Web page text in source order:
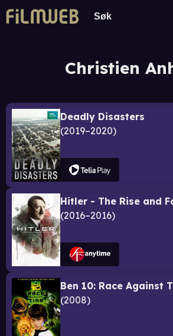
Christien
Deadly Disasters
2019–2020
Hitler - The Rise and
2016–2016
Ben 10: Race Against
2008